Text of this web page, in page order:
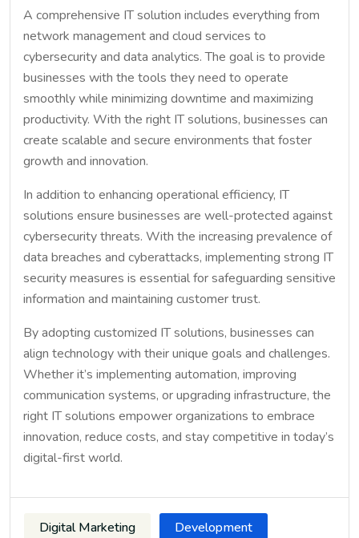
A comprehensive IT solution includes everything from
network management and cloud services to
cybersecurity and data analytics. The goal is to provide
businesses with the tools they need to operate
smoothly while minimizing downtime and maximizing
productivity. With the right IT solutions, businesses can
create scalable and secure environments that foster
growth and innovation.
In addition to enhancing operational efficiency, IT
solutions ensure businesses are well-protected against
cybersecurity threats. With the increasing prevalence of
data breaches and cyberattacks, implementing strong IT
security measures is essential for safeguarding sensitive
information and maintaining customer trust.
By adopting customized IT solutions, businesses can
align technology with their unique goals and challenges.
Whether it’s implementing automation, improving
communication systems, or upgrading infrastructure, the
right IT solutions empower organizations to embrace
innovation, reduce costs, and stay competitive in today’s
digital-first world.
Digital Marketing Development